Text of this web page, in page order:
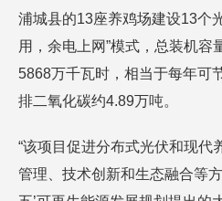
浦城县的13座养鸡场建设13个
用，余电上网”模式，总装机容
5868万千瓦时，相当于每年可
排二氧化碳约4.89万吨。
“该项目促进分布式光伏和现代
管理、技术创新和生态融合等